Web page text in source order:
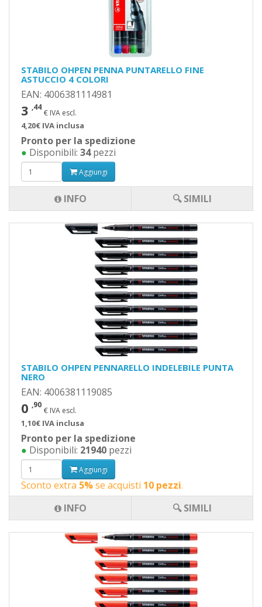
STABILO OHPEN PENNA PUNTARELLO FINE
ASTUCCIO 4 COLORI
EAN: 4006381114981
3 ,44
€ IVA escl.
4,20€ IVA inclusa
Pronto per la spedizione
● Disponibili: 34pezzi
Aggiungi
INFO 🔍 SIMILI
STABILO OHPEN PENNARELLO INDELEBILE PUNTA
NERO
EAN: 4006381119085
0 ,90
€ IVA escl.
1,10€ IVA inclusa
Pronto per la spedizione
● Disponibili: 21940 pezzi
Aggiungi
Sconto extra 5%se acquisti 10 pezzi.
INFO
🔍 SIMILI